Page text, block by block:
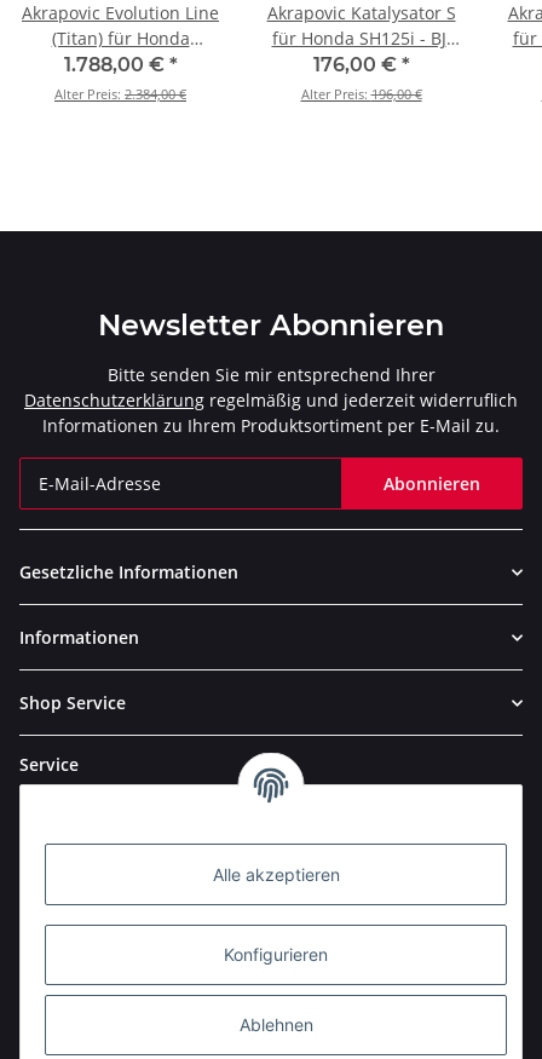
Alle akzeptieren
Konfigurieren
Ablehnen
Akrapovic Evolution Line
(Titan) für Honda
CBR600RR BJ. 2005 >
2018 - S-H6E5-ACT
1.788,00 € *
Alter Preis: 2.384,00 €
Akrapovic Katalysator S
für Honda SH125i - BJ.
2006 > 2016 (P-KAT-040)
176,00 € *
Alter Preis:196,00 €
für
Newsletter Abonnieren
Bitte senden Sie mir entsprechend Ihrer
Datenschutzerklärung regelmäßig und jederzeit widerruflich
Informationen zu Ihrem Produktsortiment per E-Mail zu.
Abonnieren
Gesetzliche Informationen
Informationen
Shop Service
Service